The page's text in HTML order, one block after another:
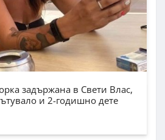
задържана в Свети Влас,
и 2-годишно дете